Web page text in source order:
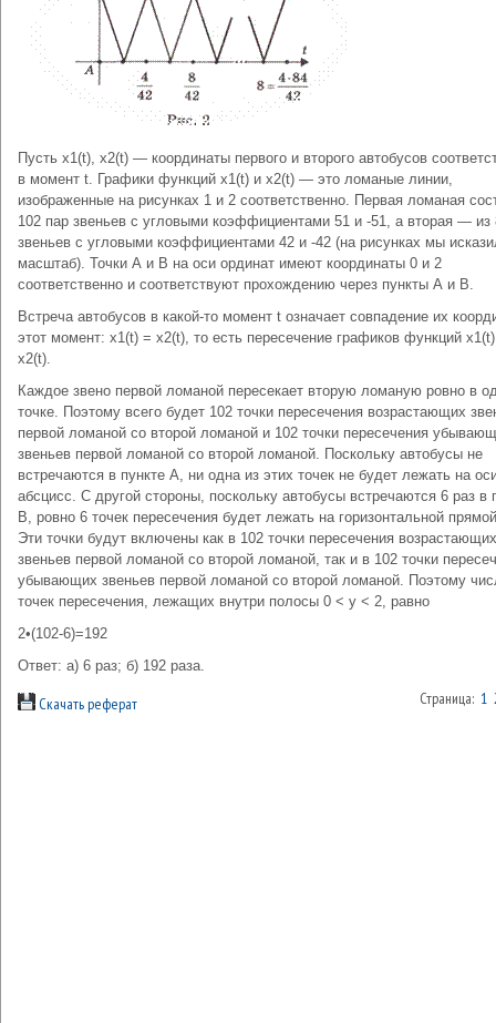
Пусть x1(t), x2(t) — координаты первого и второго автобусов
в момент t. Графики функций x1(t) и x2(t) — это ломаные линии,
изображенные на рисунках 1 и 2 соответственно. Первая ломаная
102 пар звеньев с угловыми коэффициентами 51 и -51, а вторая — из
звеньев с угловыми коэффициентами 42 и -42 (на рисунках мы
масштаб). Точки А и В на оси ординат имеют координаты 0 и 2
соответственно и соответствуют прохождению через пункты А и В.
Встреча автобусов в какой-то момент t означает совпадение их
этот момент: x1(t) = x2(t), то есть пересечение графиков функций
x2(t).
Каждое звено первой ломаной пересекает вторую ломаную ровно в
точке. Поэтому всего будет 102 точки пересечения возрас­тающих
первой ломаной со второй ломаной и 102 точки пе­ресечения
звеньев первой ломаной со второй ломаной. Поскольку автобусы не
встречаются в пункте А, ни одна из этих точек не будет лежать на
абсцисс. С другой стороны, поскольку авто­бусы встречаются 6 раз в
В, ровно 6 точек пересечения будет лежать на горизонтальной
Эти точки будут включены как в 102 точки пересечения возрастающих
звеньев первой ломаной со второй ломаной, так и в 102 точки
убывающих звеньев первой ломаной со второй ломаной. Поэтому
точек пересече­ния, лежащих внутри полосы 0 < у < 2, равно
2•(102-6)=192
Ответ: а) 6 раз; б) 192 раза.
Скачать реферат Страница: 1